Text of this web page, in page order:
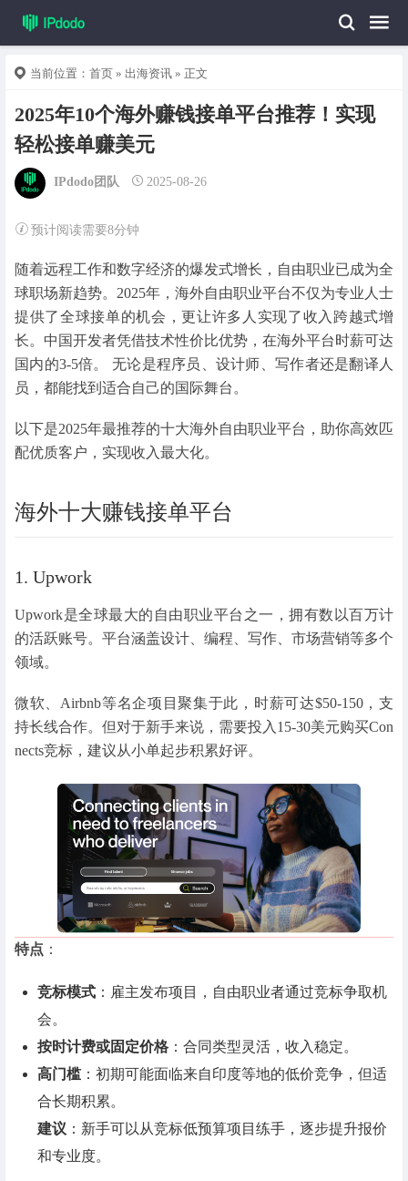
当前位置： 首页 » 出海资讯 » 正文
2025年10个海外赚钱接单平台推荐！实现
轻松接单赚美元
IPdodo团队 2025-08-26
预计阅读需要8分钟
随着远程工作和数字经济的爆发式增长，自由职业已成为全
球职场新趋势。2025年，海外自由职业平台不仅为专业人士
提供了全球接单的机会，更让许多人实现了收入跨越式增
长。中国开发者凭借技术性价比优势，在海外平台时薪可达
国内的3-5倍。 无论是程序员、设计师、写作者还是翻译人
员，都能找到适合自己的国际舞台。
以下是2025年最推荐的十大海外自由职业平台，助你高效匹
配优质客户，实现收入最大化。
海外十大赚钱接单平台
1. Upwork
Upwork是全球最大的自由职业平台之一，拥有数以百万计
的活跃账号。平台涵盖设计、编程、写作、市场营销等多个
领域。
微软、Airbnb等名企项目聚集于此，时薪可达$50-150，支
持长线合作。但对于新手来说，需要投入15-30美元购买Con
nects竞标，建议从小单起步积累好评。
特点 ：
竞标模式 ：雇主发布项目，自由职业者通过竞标争取机
会。
按时计费或固定价格 ：合同类型灵活，收入稳定。
高门槛：初期可能面临来自印度等地的低价竞争，但适
合长期积累。
建议 ：新手可以从竞标低预算项目练手，逐步提升报价
和专业度。